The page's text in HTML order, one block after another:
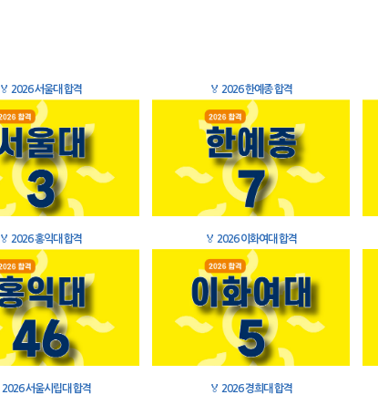
🏅 2026 서울대 합격 🏅 2026 한예종 합격
🏅 2026 홍익대 합격 🏅 2026 이화여대 합격
2026 서울시립대 합격 🏅 2026 경희대 합격